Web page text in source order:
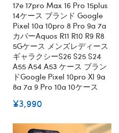
17e 17pro Max 16 Pro 15plus
14ケース ブランド Google
Pixel 10a 10pro 8 Pro 9a 7a
カバーaquos R11 R10 R9 R8
5Gケース メンズレディース
ギャラクシーs26 S25 S24
A55 A54 A53 ケース ブラン
ドGoogle Pixel 10pro Xl 9a
8a 7a 9 Pro 10a 10ケース
¥3,990